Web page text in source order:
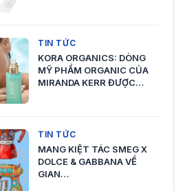
TIN TỨC
KORA ORGANICS: DÒNG
MỸ PHẨM ORGANIC CỦA
MIRANDA KERR ĐƯỢC…
TIN TỨC
MANG KIỆT TÁC SMEG X
DOLCE & GABBANA VỀ
GIAN…